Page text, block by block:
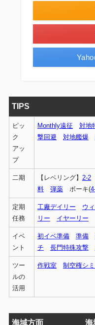
TIPS
ピッ
ク
アッ
プ
Monthly遠征 対地
撃回避
対地艦爆
二期 【レベリング】 2-2
料
弾薬ボーキ(
定期
任務
工廠デイリー ウ
リー
イヤーリー
イベ
ント
初イベ準備 準備
チ
長門特殊攻撃
ツー
ルの
活用
作戦室 制空権シ
海域方面 海